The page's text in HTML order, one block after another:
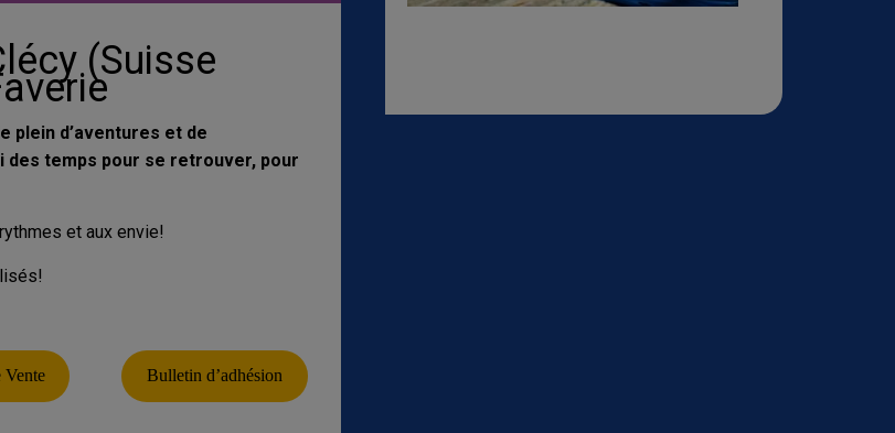
(Suisse
plein d’aventures et de
des temps pour se retrouver, pour
et aux envie!
Vente Bulletin d’adhésion